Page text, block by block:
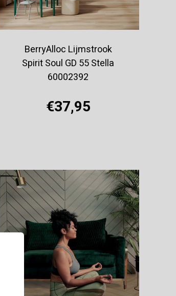
BerryAlloc Lijmstrook
Spirit Soul GD 55 Stella
60002392
€37,95